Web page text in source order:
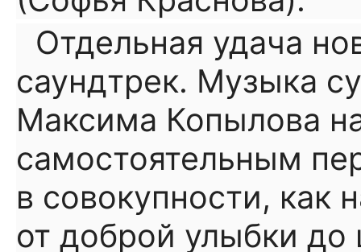
Отдельная удача
саундтрек. Музыка
Максима Копылова
самостоятельным
в совокупности, как
от доброй улыбки